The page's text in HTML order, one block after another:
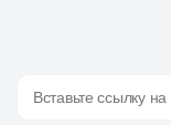
Вставьте ссылку